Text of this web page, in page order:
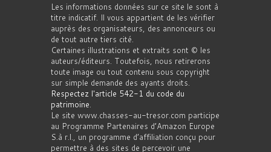
Les informations données sur ce site le sont à
titre indicatif. Il vous appartient de les vérifier
auprès des organisateurs, des annonceurs ou
de tout autre tiers cité.
Certaines illustrations et extraits sont © les
auteurs/éditeurs. Toutefois, nous retirerons
toute image ou tout contenu sous copyright
sur simple demande des ayants droits.
Respectez l'article 542-1 du code du
patrimoine
Le site www.chasses-au-tresor.com participe
au Programme Partenaires d’Amazon Europe
S.à r.l., un programme d’affiliation conçu pour
permettre à des sites de percevoir une